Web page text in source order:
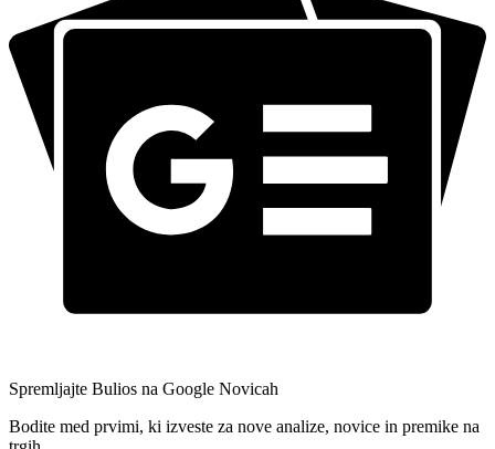
Spremljajte Bulios na Google Novicah
Bodite med prvimi, ki izveste za nove analize, novice in premike na